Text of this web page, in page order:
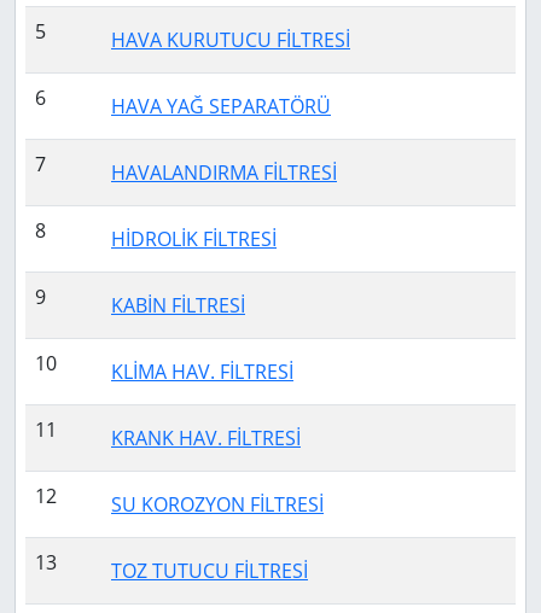
5 HAVA KURUTUCU FİLTRESİ
6 HAVA YAĞ SEPARATÖRÜ
7 HAVALANDIRMA FİLTRESİ
8 HİDROLİK FİLTRESİ
9 KABİN FİLTRESİ
10 KLİMA HAV. FİLTRESİ
11 KRANK HAV. FİLTRESİ
12 SU KOROZYON FİLTRESİ
13 TOZ TUTUCU FİLTRESİ